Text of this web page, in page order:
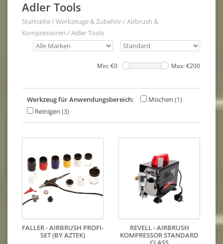
Adler Tools
Startseite/Werkzeuge & Zubehör/Airbrush &
Kompressoren /Adler Tools
Min: €0 Max: €200
Werkzeug für Anwendungsbereich: Mischen (1)
Reinigen (3)
FALLER - AIRBRUSH PROFI-
SET (BY AZTEK)
REVELL - AIRBRUSH
KOMPRESSOR STANDARD